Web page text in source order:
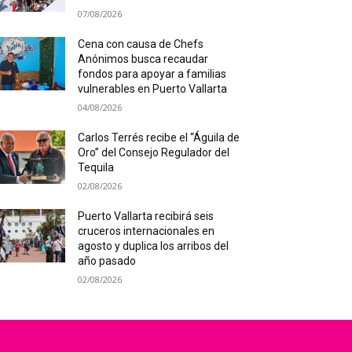
07/08/2026
Cena con causa de Chefs
Anónimos busca recaudar
fondos para apoyar a familias
vulnerables en Puerto Vallarta
04/08/2026
Carlos Terrés recibe el “Águila de
Oro” del Consejo Regulador del
Tequila
02/08/2026
Puerto Vallarta recibirá seis
cruceros internacionales en
agosto y duplica los arribos del
año pasado
02/08/2026